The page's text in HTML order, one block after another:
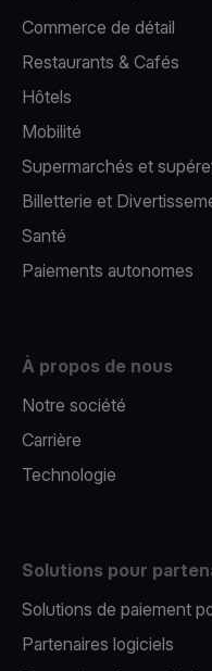
Commerce de détail
Restaurants & Cafés
Hôtels
Mobilité
Supermarchés et
Billetterie et
Santé
Paiements autonomes
À propos de nous
Notre société
Carrière
Technologie
Solutions pour
Solutions de paiement
Partenaires logiciels